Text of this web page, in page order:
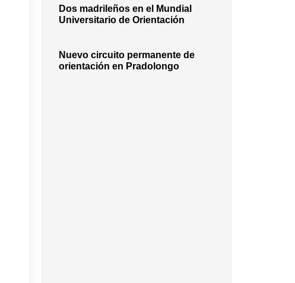
Dos madrileños en el Mundial
Universitario de Orientación
Nuevo circuito permanente de
orientación en Pradolongo